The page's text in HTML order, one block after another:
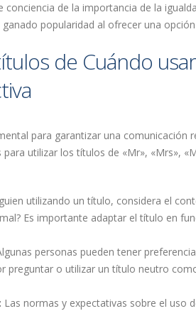
de la importancia de la
popularidad al ofrecer una
de Cuándo
para garantizar una comunicación
utilizar los títulos de «Mr», «Mrs»,
utilizando un título, considera el
Es importante adaptar el título en
personas pueden tener
preguntar o utilizar un título neutro
Las normas y expectativas sobre el uso